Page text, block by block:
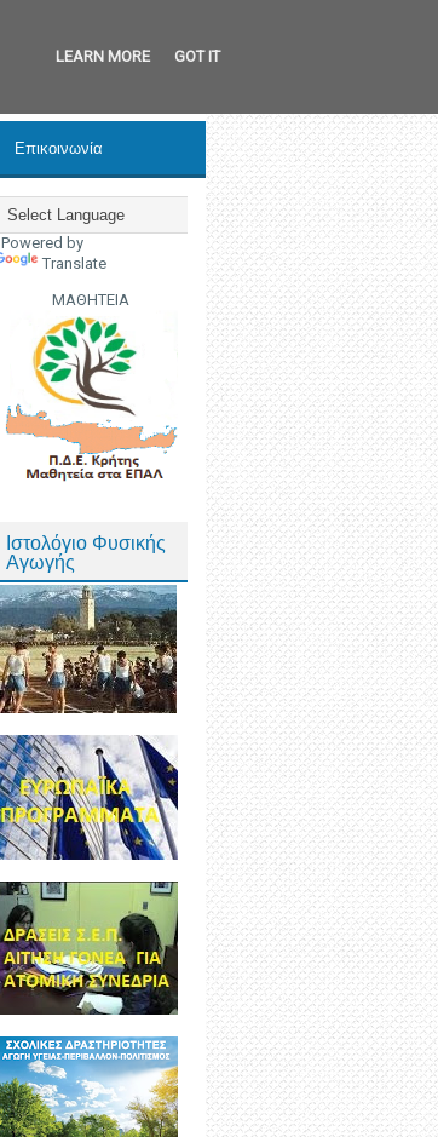
Επικοινωνία
Powered by
Translate
ΜΑΘΗΤΕΙΑ
Ιστολόγιο Φυσικής
Αγωγής
LEARN MORE GOT IT